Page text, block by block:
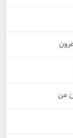
من